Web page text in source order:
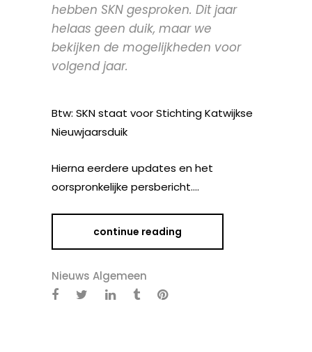
hebben SKN gesproken. Dit jaar
helaas geen duik, maar we
bekijken de mogelijkheden voor
volgend jaar.
Btw: SKN staat voor Stichting Katwijkse
Nieuwjaarsduik
Hierna eerdere updates en het
oorspronkelijke persbericht….
continue reading
Nieuws Algemeen